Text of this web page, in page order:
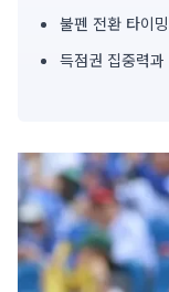
요
약
불펜 전환 타이
득점권 집중력